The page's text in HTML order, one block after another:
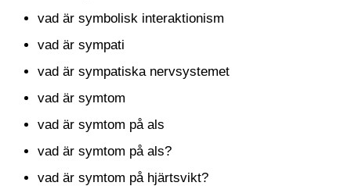
vad är symbolisk interaktionism
vad är sympati
vad är sympatiska nervsystemet
vad är symtom
vad är symtom på als
vad är symtom på als?
vad är symtom på hjärtsvikt?